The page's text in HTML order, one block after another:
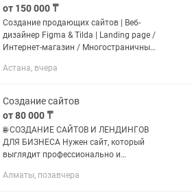
от 150 000 ₸
Создание продающих сайтов | Веб-
дизайнер Figma & Tilda | Landing page /
Интернет-магазин / Многостраничные
дизайнер, создаю продающие сайты
Астана, вчера
Создание сайтов
от 80 000 ₸
🌐 СОЗДАНИЕ САЙТОВ И ЛЕНДИНГОВ
ДЛЯ БИЗНЕСА Нужен сайт, который
выглядит профессионально и
или продающий лендинг под ваш
Алматы, позавчера